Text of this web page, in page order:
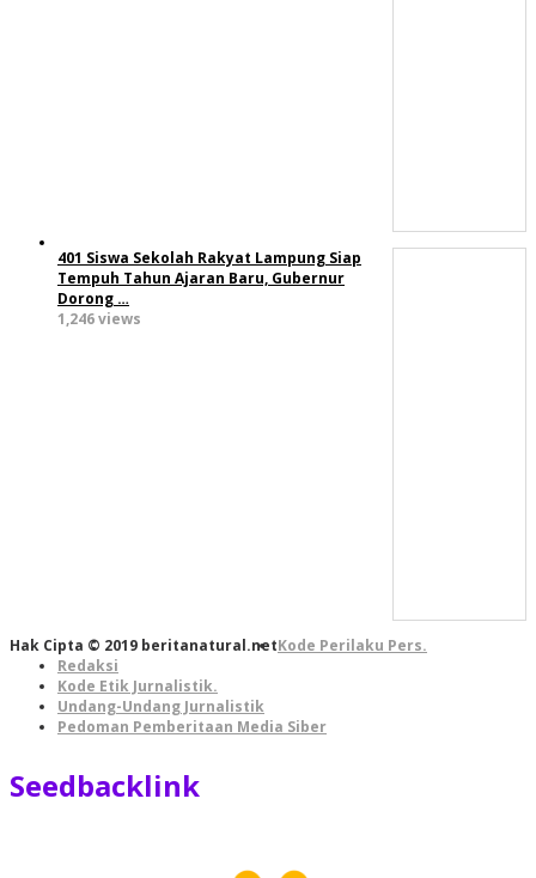
401 Siswa Sekolah Rakyat Lampung Siap
Tempuh Tahun Ajaran Baru, Gubernur
Dorong …
1,246 views
Hak Cipta © 2019 beritanatural.netKode Perilaku Pers.
Redaksi
Kode Etik Jurnalistik.
Undang-Undang Jurnalistik
Pedoman Pemberitaan Media Siber
Seedbacklink